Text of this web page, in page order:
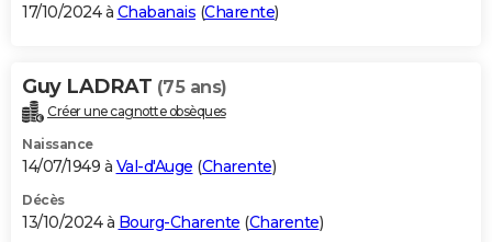
17/10/2024 à Chabanais (Charente)
Guy LADRAT (75 ans)
Créer une cagnotte obsèques
Naissance
14/07/1949 à Val-d'Auge (Charente)
Décès
13/10/2024 à Bourg-Charente (Charente)